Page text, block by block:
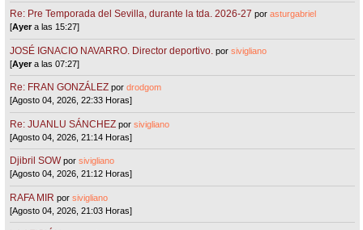
Re: Pre Temporada del Sevilla, durante la tda. 2026-27 porasturgabriel
[Ayera las 15:27]
JOSÉ IGNACIO NAVARRO. Director deportivo. porsivigliano
[Ayera las 07:27]
Re: FRAN GONZÁLEZ pordrodgom
[Agosto 04, 2026, 22:33 Horas]
Re: JUANLU SÁNCHEZ porsivigliano
[Agosto 04, 2026, 21:14 Horas]
Djibril SOW porsivigliano
[Agosto 04, 2026, 21:12 Horas]
RAFA MIR porsivigliano
[Agosto 04, 2026, 21:03 Horas]